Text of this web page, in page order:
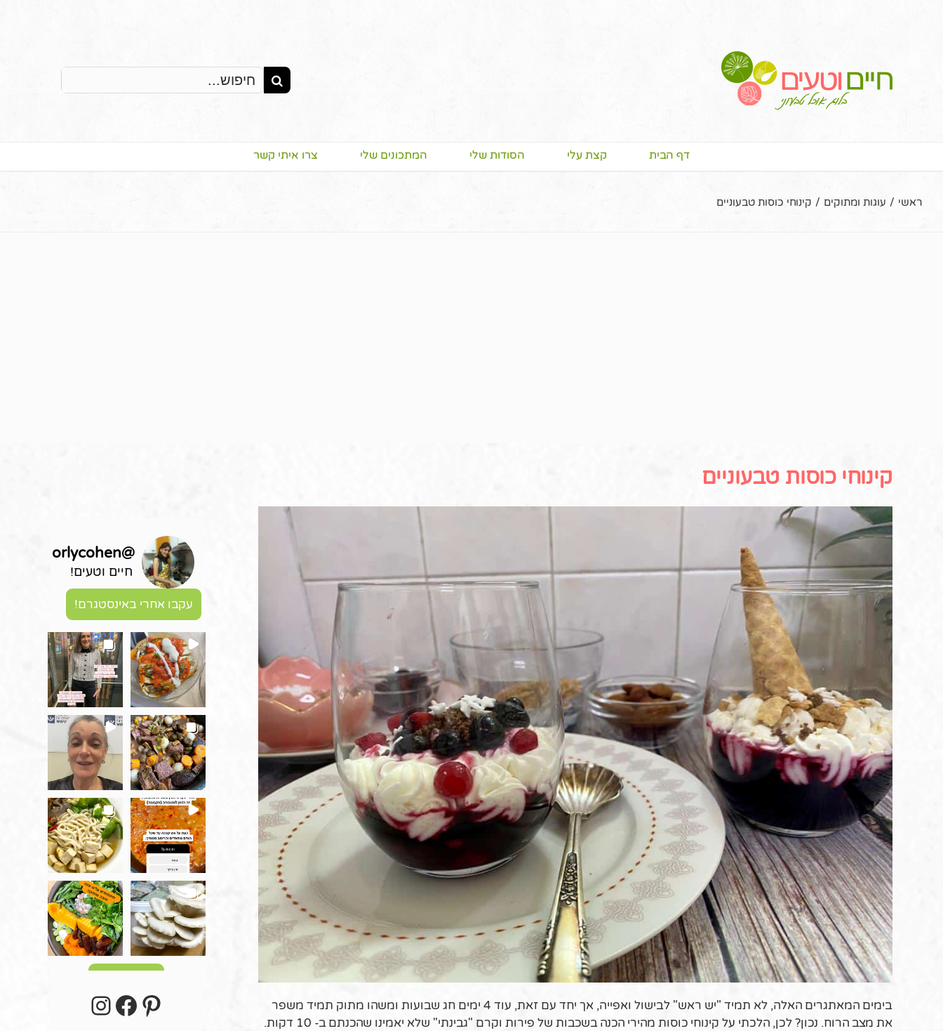
Search
for:
דף הבית קצת עלי הסודות שלי המתכונים שלי צרו איתי קשר
ראשי / עוגות ומתוקים / קינוחי כוסות טבעוניים
קינוחי כוסות טבעוניים
בימים המאתגרים האלה, לא תמיד "יש ראש" לבישול ואפייה, אך יחד עם זאת, עוד 4 ימים חג שבועות ומשהו מתוק תמיד משפר
את מצב הרוח. נכון? לכן, הלכתי על קינוחי כוסות מהירי הכנה בשכבות של פירות וקרם "גבינתי" שלא יאמינו שהכנתם ב- 10 דקות.
@
orlycohen
חיים וטעים!
עקבו אחרי באינסטגרם!
Pinterest